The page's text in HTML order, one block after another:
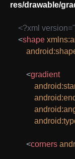
res/drawable/
<?xml
<shape xmlns:
android:
<gradient
android:
android:
android:
android:
<corners